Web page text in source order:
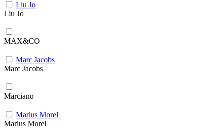
Liu Jo
Liu Jo
MAX&CO
Marc Jacobs
Marc Jacobs
Marciano
Marius Morel
Marius Morel